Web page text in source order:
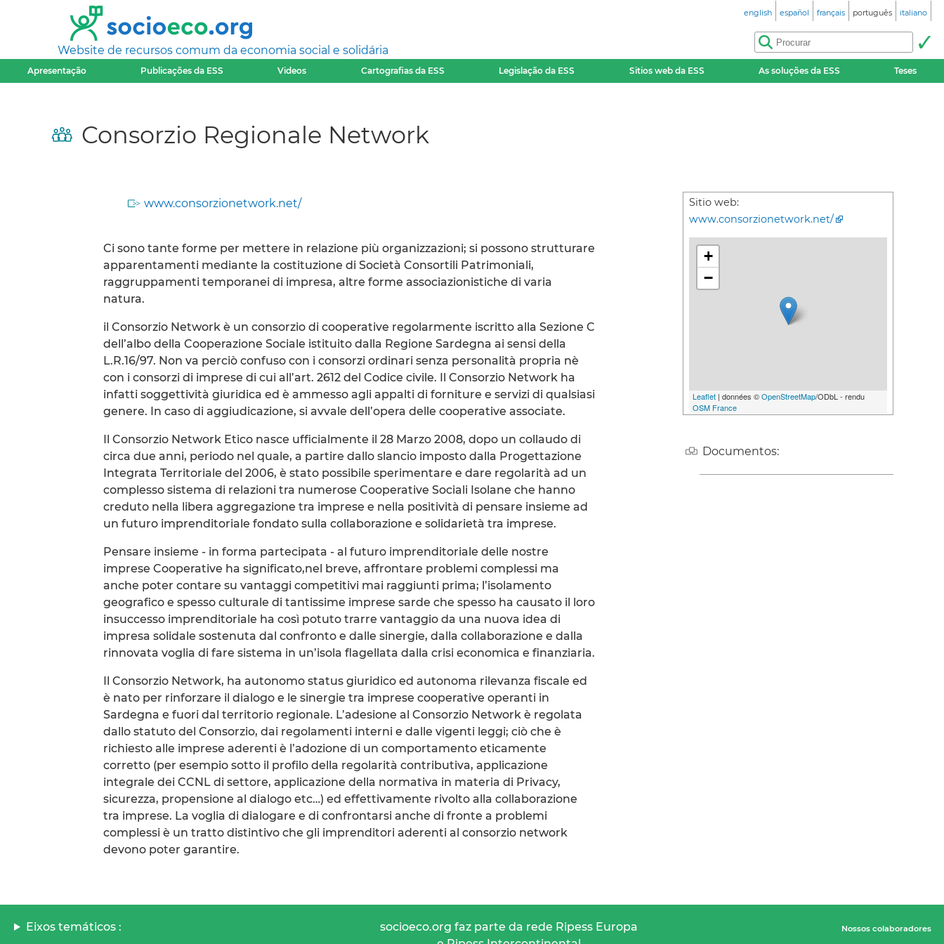
Website de recursos comum da economia social e solidária
english español français português italiano
Apresentação Publicações da ESS Videos Cartografias da ESS Legislação da ESS Sitios web da ESS As soluções da ESS Teses
Consorzio Regionale Network
www.consorzionetwork.net/
Ci sono tante forme per mettere in relazione più organizzazioni; si possono strutturare
apparentamenti mediante la costituzione di Società Consortili Patrimoniali,
raggruppamenti temporanei di impresa, altre forme associazionistiche di varia
natura.
il Consorzio Network è un consorzio di cooperative regolarmente iscritto alla Sezione C
dell’albo della Cooperazione Sociale istituito dalla Regione Sardegna ai sensi della
L.R.16/97. Non va perciò confuso con i consorzi ordinari senza personalità propria nè
con i consorzi di imprese di cui all’art. 2612 del Codice civile. Il Consorzio Network ha
infatti soggettività giuridica ed è ammesso agli appalti di forniture e servizi di qualsiasi
genere. In caso di aggiudicazione, si avvale dell’opera delle cooperative associate.
Il Consorzio Network Etico nasce ufficialmente il 28 Marzo 2008, dopo un collaudo di
circa due anni, periodo nel quale, a partire dallo slancio imposto dalla Progettazione
Integrata Territoriale del 2006, è stato possibile sperimentare e dare regolarità ad un
complesso sistema di relazioni tra numerose Cooperative Sociali Isolane che hanno
creduto nella libera aggregazione tra imprese e nella positività di pensare insieme ad
un futuro imprenditoriale fondato sulla collaborazione e solidarietà tra imprese.
Pensare insieme - in forma partecipata - al futuro imprenditoriale delle nostre
imprese Cooperative ha significato,nel breve, affrontare problemi complessi ma
anche poter contare su vantaggi competitivi mai raggiunti prima; l’isolamento
geografico e spesso culturale di tantissime imprese sarde che spesso ha causato il loro
insuccesso imprenditoriale ha così potuto trarre vantaggio da una nuova idea di
impresa solidale sostenuta dal confronto e dalle sinergie, dalla collaborazione e dalla
rinnovata voglia di fare sistema in un’isola flagellata dalla crisi economica e finanziaria.
Il Consorzio Network, ha autonomo status giuridico ed autonoma rilevanza fiscale ed
è nato per rinforzare il dialogo e le sinergie tra imprese cooperative operanti in
Sardegna e fuori dal territorio regionale. L’adesione al Consorzio Network è regolata
dallo statuto del Consorzio, dai regolamenti interni e dalle vigenti leggi; ciò che è
richiesto alle imprese aderenti è l’adozione di un comportamento eticamente
corretto (per esempio sotto il profilo della regolarità contributiva, applicazione
integrale dei CCNL di settore, applicazione della normativa in materia di Privacy,
sicurezza, propensione al dialogo etc…) ed effettivamente rivolto alla collaborazione
tra imprese. La voglia di dialogare e di confrontarsi anche di fronte a problemi
complessi è un tratto distintivo che gli imprenditori aderenti al consorzio network
devono poter garantire.
Sitio web:
www.consorzionetwork.net/
+
−
Leaflet | données ©OpenStreetMap/ODbL - rendu
OSM France
Documentos:
Eixos temáticos :
socioeco.org faz parte da rede Ripess Europa
Nossos colaboradores